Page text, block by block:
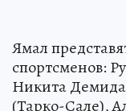
Ямал
спортсменов:
Никита
(Тарко-Сале),